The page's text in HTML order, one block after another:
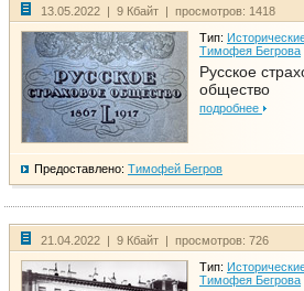
13.05.2022 | 9 Кбайт | просмотров: 1418
Тип:
Тимофея Бегрова
Русское
общество
подробнее
Предоставлено: Тимофей Бегров
21.04.2022 | 9 Кбайт | просмотров: 726
Тип:
Тимофея Бегрова